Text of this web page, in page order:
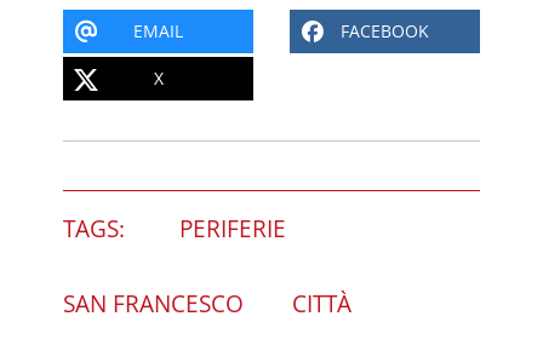
EMAIL FACEBOOK
X
TAGS: PERIFERIE
SAN FRANCESCO CITTÀ